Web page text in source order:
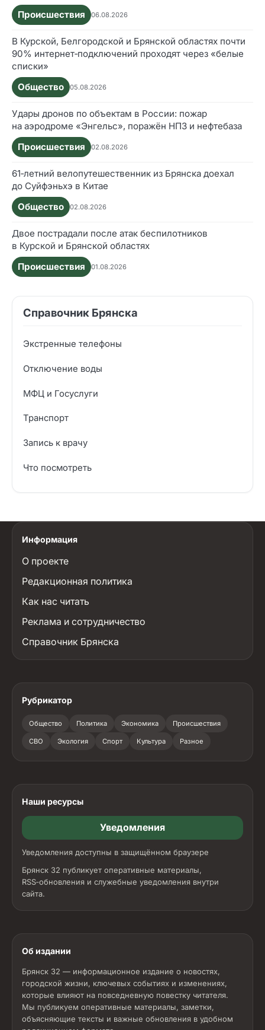
Происшествия
06.08.2026
В Курской, Белгородской и Брянской областях почти
90% интернет‑подключений проходят через «белые
списки»
Общество
05.08.2026
Удары дронов по объектам в России: пожар
на аэродроме «Энгельс», поражён НПЗ и нефтебаза
Происшествия
02.08.2026
61‑летний велопутешественник из Брянска доехал
до Суйфэньхэ в Китае
Общество
02.08.2026
Двое пострадали после атак беспилотников
в Курской и Брянской областях
Происшествия
01.08.2026
Справочник Брянска
Экстренные телефоны
Отключение воды
МФЦ и Госуслуги
Транспорт
Запись к врачу
Что посмотреть
Информация
О проекте
Редакционная политика
Как нас читать
Реклама и сотрудничество
Справочник Брянска
Рубрикатор
Общество Политика Экономика Происшествия
СВО Экология Спорт Культура Разное
Наши ресурсы
Уведомления
Уведомления доступны в защищённом браузере
Брянск 32 публикует оперативные материалы,
RSS‑обновления и служебные уведомления внутри
сайта.
Об издании
Брянск 32 — информационное издание о новостях,
городской жизни, ключевых событиях и изменениях,
которые влияют на повседневную повестку читателя.
Мы публикуем оперативные материалы, заметки,
объясняющие тексты и важные обновления в удобном